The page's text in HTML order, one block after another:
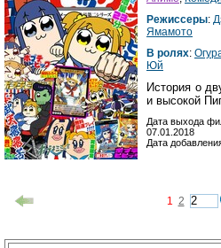
Режиссеры:
Ямамото
В ролях:
Юй
История о
и высокой
Дата выхода
07.01.2018
Дата
1 2